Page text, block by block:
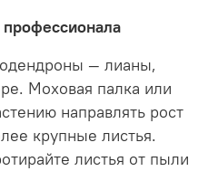
— лианы,
Моховая палка или
направлять рост
крупные листья.
листья от пыли